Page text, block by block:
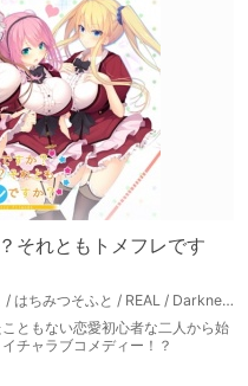
それともトメフレです
インターハート / Candy Soft / ぐみそふと / はちみつそふと / REAL / DarknessPot / 娘。 / しばそふと / DESSERT Soft / カカオ / ういろうそふと / ましゅまろそふと
ともない恋愛初心者な二人から始
チャラブコメディー！？